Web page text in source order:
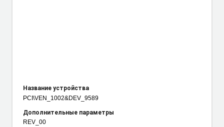
Название устройства
PCI\VEN_1002&DEV_9589
Дополнительные параметры
REV_00